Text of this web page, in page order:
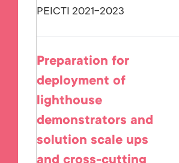
PEICTI 2021-2023
Preparation for
deployment of
lighthouse
demonstrators and
solution scale ups